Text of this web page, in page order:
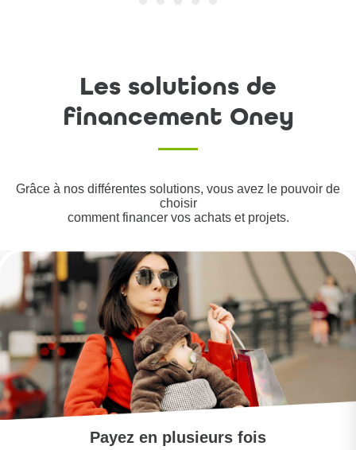
Les solutions de
financement Oney
Grâce à nos différentes solutions, vous avez le pouvoir de
choisir
comment financer vos achats et projets.
Payez en plusieurs fois